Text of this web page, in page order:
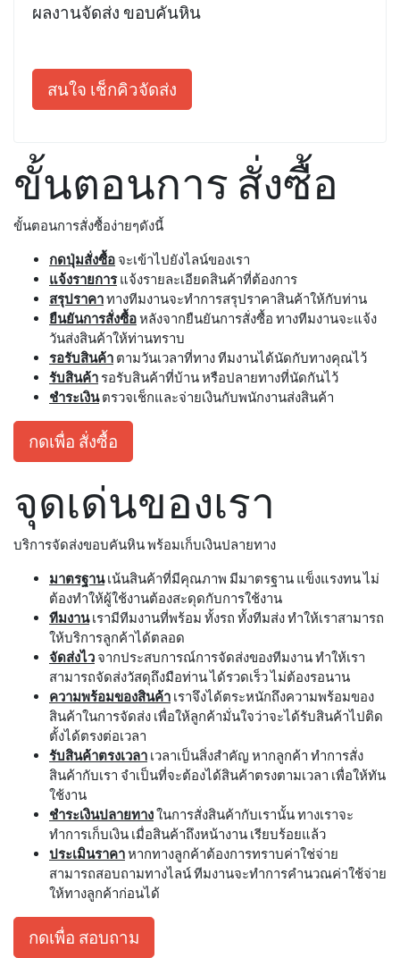
ผลงานจัดส่ง ขอบคันหิน
สนใจ เช็กคิวจัดส่ง
ขั้นตอนการ สั่งซื้อ
ขั้นตอนการสั่งซื้อง่ายๆดังนี้
กดปุ่มสั่งซื้อ จะเข้าไปยังไลน์ของเรา
แจ้งรายการแจ้งรายละเอียดสินค้าที่ต้องการ
สรุปราคาทางทีมงานจะทำการสรุปราคาสินค้าให้กับท่าน
ยืนยันการสั่งซื้อหลังจากยืนยันการสั่งซื้อ ทางทีมงานจะแจ้ง
วันส่งสินค้าให้ท่านทราบ
รอรับสินค้า ตามวันเวลาที่ทาง ทีมงานได้นัดกับทางคุณไว้
รับสินค้า รอรับสินค้าที่บ้าน หรือปลายทางที่นัดกันไว้
ชำระเงินตรวจเช็กและจ่ายเงินกับพนักงานส่งสินค้า
กดเพื่อ สั่งซื้อ
จุดเด่นของเรา
บริการจัดส่งขอบคันหิน พร้อมเก็บเงินปลายทาง
มาตรฐานเน้นสินค้าที่มีคุณภาพ มีมาตรฐาน แข็งแรงทน ไม่
ต้องทำให้ผู้ใช้งานต้องสะดุดกับการใช้งาน
ทีมงานเรามีทีมงานที่พร้อม ทั้งรถ ทั้งทีมส่ง ทำให้เราสามารถ
ให้บริการลูกค้าได้ตลอด
จัดส่งไว จากประสบการณ์การจัดส่งของทีมงาน ทำให้เรา
สามารถจัดส่งวัสดุถึงมือท่าน ได้รวดเร็ว ไม่ต้องรอนาน
ความพร้อมของสินค้า เราจึงได้ตระหนักถึงความพร้อมของ
สินค้าในการจัดส่ง เพื่อให้ลูกค้ามั่นใจว่าจะได้รับสินค้าไปติด
ตั้งได้ตรงต่อเวลา
รับสินค้าตรงเวลา เวลาเป็นสิ่งสำคัญ หากลูกค้า ทำการสั่ง
สินค้ากับเรา จำเป็นที่จะต้องได้สินค้าตรงตามเวลา เพื่อให้ทัน
ใช้งาน
ชำระเงินปลายทางในการสั่งสินค้ากับเรานั้น ทางเราจะ
ทำการเก็บเงิน เมื่อสินค้าถึงหน้างาน เรียบร้อยแล้ว
ประเมินราคาหากทางลูกค้าต้องการทราบค่าใช่จ่าย
สามารถสอบถามทางไลน์ ทีมงานจะทำการคำนวณค่าใช้จ่าย
ให้ทางลูกค้าก่อนได้
กดเพื่อ สอบถาม